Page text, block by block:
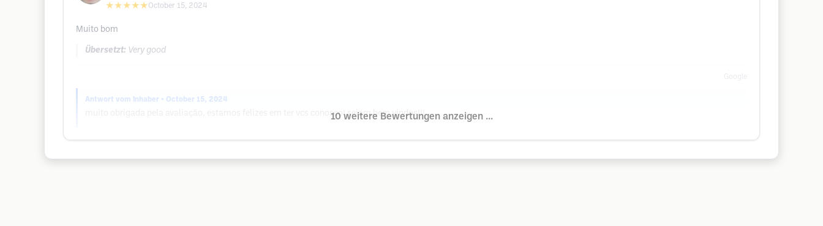
★★★★★ October 15, 2024
Muito bom
Übersetzt: Very good
Antwort vom Inhaber • October 15, 2024
muito obrigada pela avaliação, estamos felizes em ter vcs conosco! sejam bem vindos!!!
10 weitere Bewertungen anzeigen ...